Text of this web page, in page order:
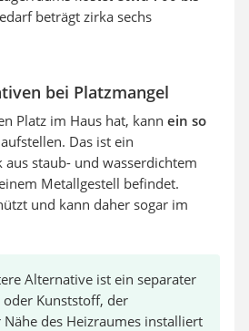
beträgt zirka sechs
bei Platzmangel
Platz im Haus hat, kann ein so
aufstellen. Das ist ein
staub- und wasserdichtem
Metallgestell befindet.
und kann daher sogar im
Alternative ist ein separater
oder Kunststoff, der
des Heizraumes installiert